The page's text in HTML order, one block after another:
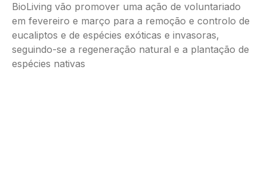
BioLiving vão promover uma ação de voluntariado
em fevereiro e março para a remoção e controlo de
eucaliptos e de espécies exóticas e invasoras,
seguindo-se a regeneração natural e a plantação de
espécies nativas